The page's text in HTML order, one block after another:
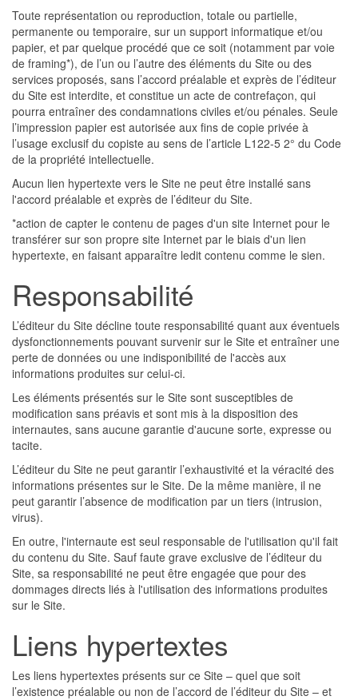
Toute représentation ou reproduction, totale ou partielle,
permanente ou temporaire, sur un support informatique et/ou
papier, et par quelque procédé que ce soit (notamment par voie
de framing*), de l’un ou l’autre des éléments du Site ou des
services proposés, sans l’accord préalable et exprès de l’éditeur
du Site est interdite, et constitue un acte de contrefaçon, qui
pourra entraîner des condamnations civiles et/ou pénales. Seule
l’impression papier est autorisée aux fins de copie privée à
l’usage exclusif du copiste au sens de l’article L122-5 2° du Code
de la propriété intellectuelle.
Aucun lien hypertexte vers le Site ne peut être installé sans
l'accord préalable et exprès de l’éditeur du Site.
*action de capter le contenu de pages d'un site Internet pour le
transférer sur son propre site Internet par le biais d'un lien
hypertexte, en faisant apparaître ledit contenu comme le sien.
Responsabilité
L’éditeur du Site décline toute responsabilité quant aux éventuels
dysfonctionnements pouvant survenir sur le Site et entraîner une
perte de données ou une indisponibilité de l'accès aux
informations produites sur celui-ci.
Les éléments présentés sur le Site sont susceptibles de
modification sans préavis et sont mis à la disposition des
internautes, sans aucune garantie d'aucune sorte, expresse ou
tacite.
L’éditeur du Site ne peut garantir l’exhaustivité et la véracité des
informations présentes sur le Site. De la même manière, il ne
peut garantir l’absence de modification par un tiers (intrusion,
virus).
En outre, l'internaute est seul responsable de l'utilisation qu'il fait
du contenu du Site. Sauf faute grave exclusive de l’éditeur du
Site, sa responsabilité ne peut être engagée que pour des
dommages directs liés à l'utilisation des informations produites
sur le Site.
Liens hypertextes
Les liens hypertextes présents sur ce Site – quel que soit
l’existence préalable ou non de l’accord de l’éditeur du Site – et